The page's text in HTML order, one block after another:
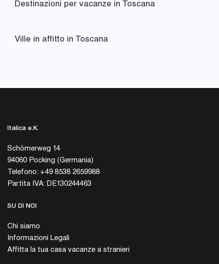
Destinazioni per vacanze in Toscana
Ville in affitto in Toscana
Italica e.K.
Schömerweg 14
94060 Pocking (Germania)
Telefono: +49 8538 2659988
Partita IVA: DE130244463
SU DI NOI
Chi siamo
Informazioni Legali
Affitta la tua casa vacanze a stranieri